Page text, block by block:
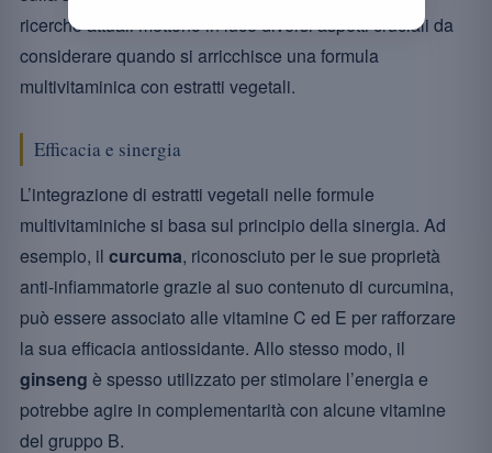
ricerche attuali mettono in luce diversi aspetti cruciali da
considerare quando si arricchisce una formula
multivitaminica con estratti vegetali.
Efficacia e sinergia
L’integrazione di estratti vegetali nelle formule
multivitaminiche si basa sul principio della sinergia. Ad
esempio, il curcuma, riconosciuto per le sue proprietà
anti-infiammatorie grazie al suo contenuto di curcumina,
può essere associato alle vitamine C ed E per rafforzare
la sua efficacia antiossidante. Allo stesso modo, il
ginseng è spesso utilizzato per stimolare l’energia e
potrebbe agire in complementarità con alcune vitamine
del gruppo B.